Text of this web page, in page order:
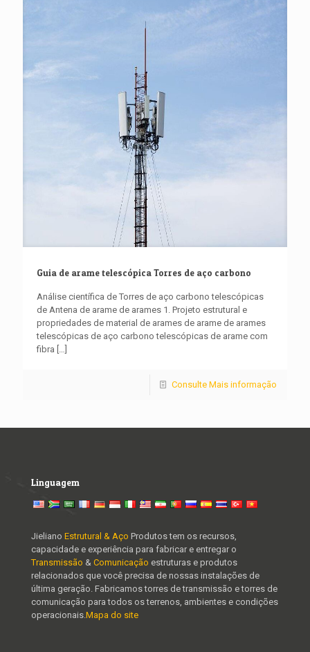
Guia de arame telescópica Torres de aço carbono
Análise científica de Torres de aço carbono telescópicas
de Antena de arame de arames 1. Projeto estrutural e
propriedades de material de arames de arame de arames
telescópicas de aço carbono telescópicas de arame com
fibra […]
Consulte Mais informação
Linguagem
Jieliano Estrutural & Aço Produtos tem os recursos,
capacidade e experiência para fabricar e entregar o
Transmissão & Comunicação estruturas e produtos
relacionados que você precisa de nossas instalações de
última geração. Fabricamos torres de transmissão e torres de
comunicação para todos os terrenos, ambientes e condições
operacionais.Mapa do site